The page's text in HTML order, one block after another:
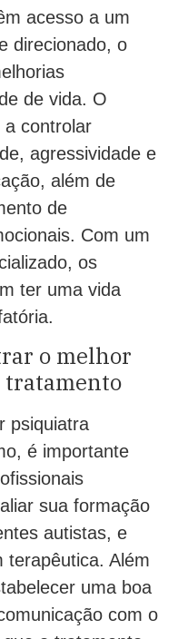
acesso a um
direcionado, o
de vida. O
a controlar
agressividade e
além de
de
Com um
os
ter uma vida
o melhor
tratamento
psiquiatra
é importante
sua formação
autistas, e
terapêutica. Além
uma boa
com o